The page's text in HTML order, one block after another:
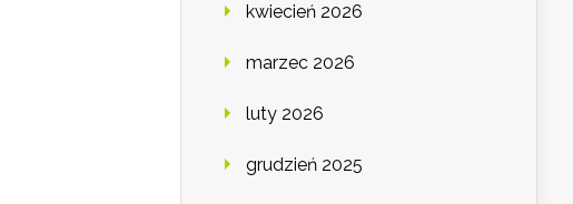
kwiecień 2026
marzec 2026
luty 2026
grudzień 2025